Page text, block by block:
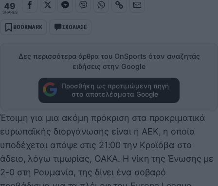
49
SHARES
BOOKMARK ΣΧΟΛΙΑΣΕ
Δες περισσότερα άρθρα του OnSports όταν αναζητάς
ειδήσεις στην Google
Προσθήκη ως προτιμώμενη πηγή
στα αποτελέσματα Google
Έτοιμη για μια ακόμη πρόκριση στα προκριματικά
ευρωπαϊκής διοργάνωσης είναι η ΑΕΚ, η οποία
υποδέχεται απόψε στις 21:00 την Κραϊόβα στο
άδειο, λόγω τιμωρίας, ΟΑΚΑ. Η νίκη της Ένωσης με
2-0 στη Ρουμανία, της δίνει ένα σοβαρό